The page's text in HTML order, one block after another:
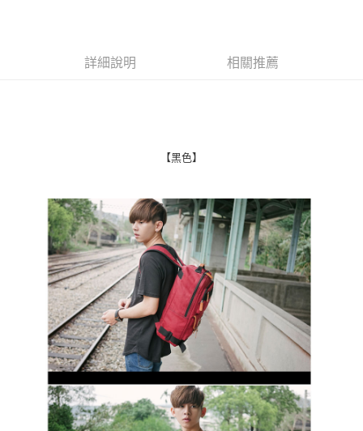
AFTEE先享後付是「在收到商品之後才付款」的支付方式。 讓您購物簡單
２．訂單成立數日內，您將收到繳費通知簡訊。
３．收到繳費通知簡訊後14天內，點擊此簡訊中的連結，可透過四大超商／
ATM／網路銀行／等多元方式進行付款，方視為交易完成。
※ 請注意：結帳手續完成當下不需立刻繳費，但若您需要取消訂單，請聯絡
購買商品的店家。未經商家同意取消之訂單仍視為有效，需透過AFTEE先享
後付繳納相關費用。
※ 交易是否成功請以「AFTEE先享後付 」之結帳頁面顯示為準，若有關於
是否繳費成功／繳費後需取消欲退款等相關疑問，請聯繫「AFTEE先享後付
客戶支援中心」https://netprotections.freshdesk.com/support/home
【注意事項】
１．透過由恩沛科技股份有限公司提供之「AFTEE先享後付」服務完成之交
易，需依本服務之必要範圍內提供個人資料，並將交易相關給付款項請求債
權轉讓予恩沛科技股份有限公司。
２．關於個人資料處理事宜，請瀏覽以下網址：
https://aftee.tw/terms/#terms3
每筆NT$80，滿NT$1,800(含以上)免運費
每筆NT$80，滿NT$1,800(含以上)免運費
7-11付款取貨
每筆NT$80，滿NT$1,800(含以上)免運費
先付款後7-11取貨
每筆NT$80，滿NT$1,800(含以上)免運費
每筆NT$120，滿NT$3,000(含以上)免運費
詳細說明 相關推薦
【黑色】